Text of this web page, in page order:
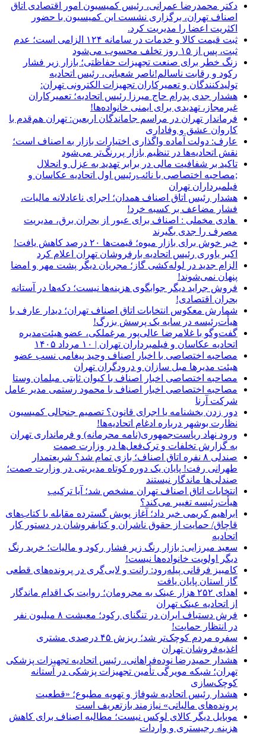
دکتر محمدرضا عمرانی، رئیس کمیسیون امور اقتصادی اتاق
اصناف تهران، برگزاری نشست این کمیسیون با حضور
اکثریت اعضا را مدیریت کرد.
ثبت قیمت کالا و خدمات در سامانه ۱۲۴ الزامی است؛ عدم
ثبت، پس از ۱۵ روز تخلف محسوب می‌شود
زنگ خطر برای صنعت تجهیزات حفاظتی؛ بازار زیر فشار
رکود و رقابت ناسالم!ناصر شعبانی، رئیس اتحادیه
تولیدکنندگان و تعمیرکاران تجهیزات الکترونی تهران:
هشدار جدی پدرام حاج میرزا رئیس اتحادیه؛ تعمیرکاران
غیرمجاز، تهدیدی برای ایمنی خانواده‌ها!
فرماندار تهران در مراسم جاماندگان اربعین: تهران هم‌قدم با
کاروان عشق و وفاداری
عارف: دولت آماده واگذاری اختیارات بازار به اصناف است؛
نقش اتحادیه‌ها در تنظیم بازار پررنگ‌تر می‌شود
تاکید بر شفافیت مالی در برابر تهدید به عزل و انحلال
;مصاحبه اختصاصی با نائب‌رئیس اول اتحادیه عکاسان و
فیلمبرداران تهران
هشدار رئیس اتاق اصناف همدان؛ اجرای ناعادلانه مالیات،
فشار مضاعف بر کسبه خرد!
هادی مخملی : اصناف برای عبور از بحران برق، مدیریت
مصرف را جدی بگیرند
خبر خوش برای بازار میوه؛ قیمت‌ها ۲۰ درصد کاهش یافت!
اکبر یاوری رئیس اتحادیه بارفروشان تهران اعلام کرد
الزام جدید در لوله‌کشی گاز؛ مجریان دیگر پشت مهر و امضا
پنهان نمی‌شوند!
فروش جراید دیگر جوابگوی هزینه‌ها نیست؛ دکه‌ها در آستانه
بحران اقتصادی!
شمارش معکوس انتخابات اتاق اصناف تهران؛ دیدار عارف با
هیأت‌رئیسه در سایه یک پرسش بزرگ!
گفت‌وگو با غلامرضا عالی‌پور مرغملکی، عضو هیئت‌مدیره
اتحادیه عکاسان و فیلمبرداران تهران | ۱۰ مرداد ۱۴۰۵
مصاحبه اختصاصی با اخبار اصناف وحید پیغامی نسب عضو
هیئت مدیرها مبل سازان و درودگران تهران
مصاحبه اختصاصی اخبار اصناف با کیوان ثابتی مبلمان وستا
مصاحبه اختصاصی اخبار اصناف با محمود رستمی مدیر عامل
شرکت آرنا
دور زدن بخشنامه یا اجرای قانون؟ تصمیم جنجالی کمیسیون
نظارت بوشهر درباره ادغام اتحادیه‌ها!
ورود نهاد ریاست‌جمهوری(نامه محرمانه) و فرمانداری تهران
به گزارش تخلفات و ترک‌فعل‌ها در وزارت صمت
صندلی ۸ نفره اتاق اصناف؛ بازی تمام شد؟ شریعتمدار
طهرانی رفت! پایان یک دوره کوتاه مدیریتی در وزارت صمت؛
صندلی‌ها ماندگار نیستند
انتخابات اتاق اصناف تهران مشخص شد؛ آیا ترکیب
هیأت‌رئیسه تغییر می‌کند؟
ابراهیم کریمی خبر داد؛ آغاز پویش گسترده مقابله با کتاب‌های
قاچاق/ حمایت از حقوق ناشران و کتابفروشان در دستور کار
اتحادیه
سعید میرزایی: بازار رنگ زیر فشار رکود و مالیات؛ خرید رنگ
دیگر اولویت خانواده‌ها نیست!
کامبیز فرقانی پیله‌رود: رانت و لابی‌گری در پرونده‌های قطعی
گاز استان پایان یافت
اهدای ۲۵۲ هزار عینک به محرومان؛ روایت یک اقدام ماندگار
از اتحادیه عینک تهران
فرش دستباف ایران در تنگنای رکود؛ معیشت ۸ میلیون نفر
در انتظار حمایت!
سفره مردم کوچک‌تر شد؛ ریزش ۴۵ درصدی مشتری
اغذیه‌فروشان تهران
هشدار حمیدرضا نوده‌فراهانی، رئیس اتحادیه تجهیزات پزشکی
تهران؛ شبکه مویرگی تأمین تجهیزات پزشکی در آستانه
کوچک‌سازی
هشدار رئیس اتحادیه شوفاژ و تهویه مطبوع؛ «قطعیت
پرونده‌های مالیاتی» نیازمند بازتعریف است
موبایل دیگر کالای لوکس نیست؛ مطالبه اصناف برای کاهش
هزینه رجیستری و واردات